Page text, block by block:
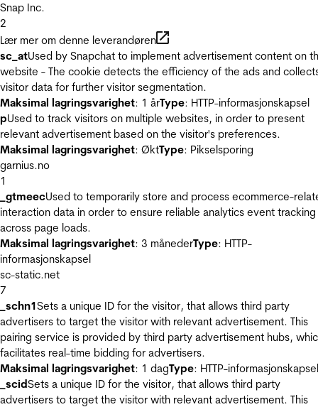
Snap Inc.
2
Lær mer om denne leverandøren
sc_atUsed by Snapchat to implement advertisement content on
website - The cookie detects the efficiency of the ads and
visitor data for further visitor segmentation.
Maksimal lagringsvarighet: 1 årType: HTTP-informasjonskapsel
pUsed to track visitors on multiple websites, in order to present
relevant advertisement based on the visitor's preferences.
Maksimal lagringsvarighet: ØktType: Pikselsporing
garnius.no
1
_gtmeecUsed to temporarily store and process ecommerce-
interaction data in order to ensure reliable analytics event tracking
across page loads.
Maksimal lagringsvarighet: 3 månederType: HTTP-
informasjonskapsel
sc-static.net
7
_schn1Sets a unique ID for the visitor, that allows third party
advertisers to target the visitor with relevant advertisement. This
pairing service is provided by third party advertisement hubs,
facilitates real-time bidding for advertisers.
Maksimal lagringsvarighet: 1 dagType: HTTP-informasjonskapsel
_scidSets a unique ID for the visitor, that allows third party
advertisers to target the visitor with relevant advertisement. This